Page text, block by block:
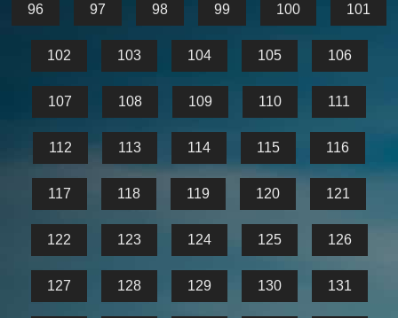
96 97 98 99 100 101
102 103 104 105 106
107 108 109 110 111
112 113 114 115 116
117 118 119 120 121
122 123 124 125 126
127 128 129 130 131